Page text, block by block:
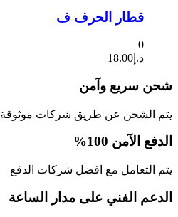
قطار الحرف ف
0
د.إ 18.00
شحن سريع وآمن
يتم الشحن عن طريق شركات موثوقة
الدفع الآمن 100%
يتم التعامل مع افضل شركات الدفع
الدعم الفني على مدار الساعة